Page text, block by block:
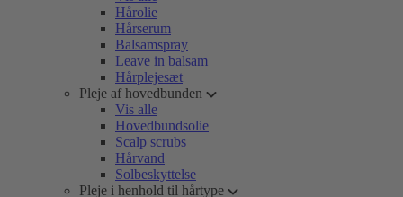
Hårolie
Hårserum
Balsamspray
Leave in balsam
Hårplejesæt
Pleje af hovedbunden
Vis alle
Hovedbundsolie
Scalp scrubs
Hårvand
Solbeskyttelse
Pleje i henhold til hårtype